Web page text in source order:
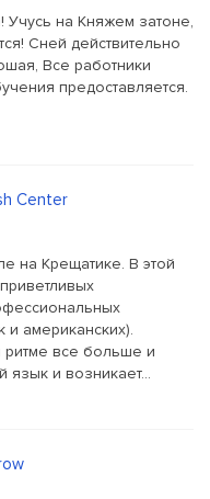
Учусь на Княжем затоне,
Сней действительно
Все работники
предоставляется.
Center
на Крещатике. В этой
и американских).
ритме все больше и
язык и возникает...